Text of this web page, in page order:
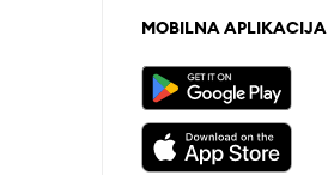
MOBILNA APLIKACIJA